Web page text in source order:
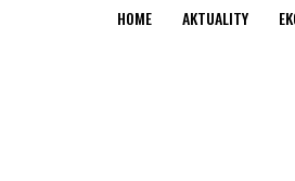
HOME AKTUALITY